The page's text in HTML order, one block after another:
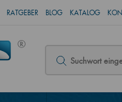
RATGEBER BLOG KATALOG